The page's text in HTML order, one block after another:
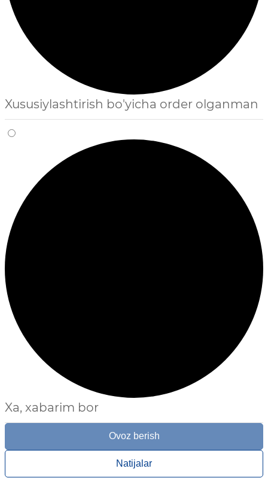
Xususiylashtirish bo'yicha order olganman
Xa, xabarim bor
Ovoz berish
Natijalar